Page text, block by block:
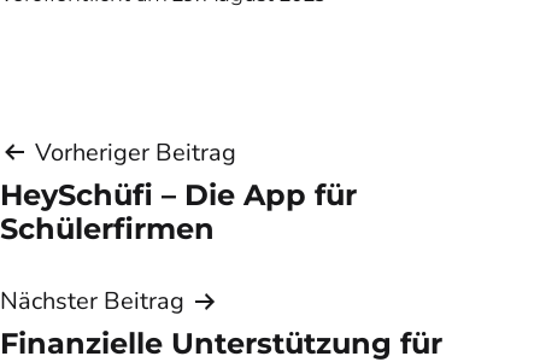
Beitragsnavigation
Vorheriger Beitrag
HeySchüfi – Die App für
Schülerfirmen
Nächster Beitrag
Finanzielle Unter­stützung für